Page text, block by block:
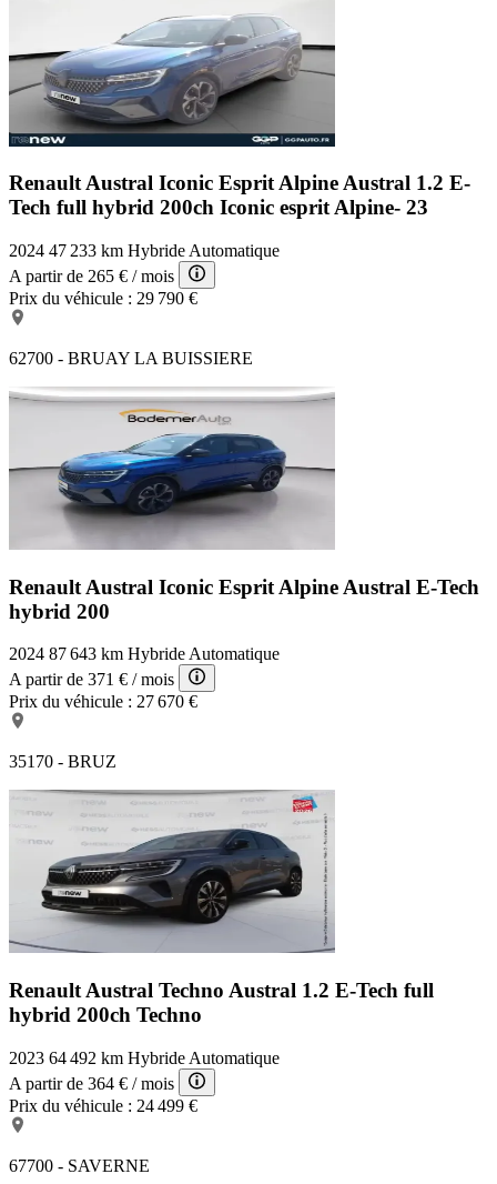
Renault Austral Iconic Esprit AlpineAustral 1.2 E-
Tech full hybrid 200ch Iconic esprit Alpine- 23
2024 47 233 km Hybride Automatique
A partir de 265 € / mois
Prix du véhicule : 29 790 €
62700 - BRUAY LA BUISSIERE
Renault Austral Iconic Esprit Alpine Austral E-Tech
hybrid 200
2024 87 643 km Hybride Automatique
A partir de 371 € / mois
Prix du véhicule : 27 670 €
35170 - BRUZ
Renault Austral Techno Austral 1.2 E-Tech full
hybrid 200ch Techno
2023 64 492 km Hybride Automatique
A partir de 364 € / mois
Prix du véhicule : 24 499 €
67700 - SAVERNE